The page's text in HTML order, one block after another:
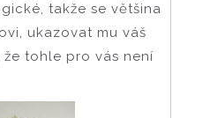
takže se většina
ukazovat mu váš
že tohle pro vás není